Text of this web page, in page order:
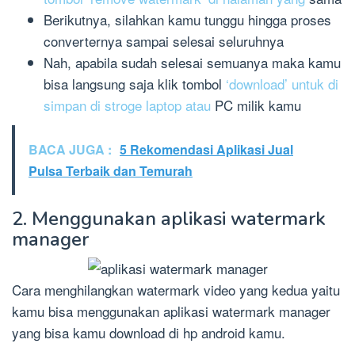
Berikutnya, silahkan kamu tunggu hingga proses
converternya sampai selesai seluruhnya
Nah, apabila sudah selesai semuanya maka kamu
bisa langsung saja klik tombol ‘download’ untuk di
simpan di stroge laptop atau PC milik kamu
BACA JUGA : 5 Rekomendasi Aplikasi Jual
Pulsa Terbaik dan Temurah
2. Menggunakan aplikasi watermark
manager
Cara menghilangkan watermark video yang kedua yaitu
kamu bisa menggunakan aplikasi watermark manager
yang bisa kamu download di hp android kamu.